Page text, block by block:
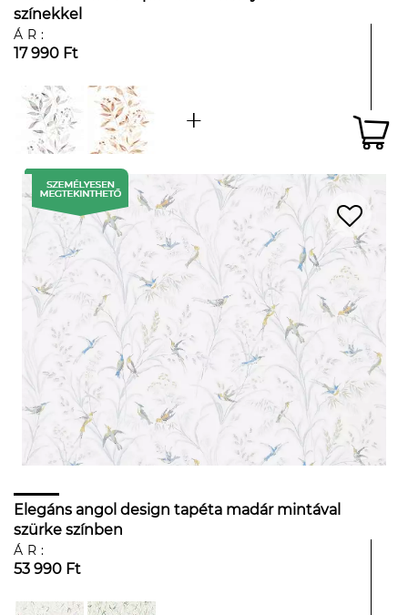
színekkel
ÁR:
17 990 Ft
Elegáns angol design tapéta madár mintával
szürke színben
ÁR:
53 990 Ft